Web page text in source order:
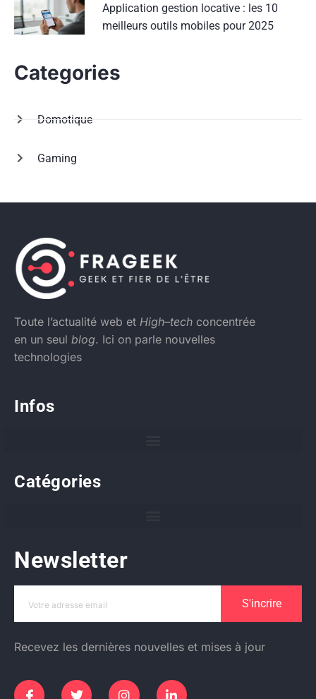
Application gestion locative : les 10
meilleurs outils mobiles pour 2025
Categories
Domotique
Gaming
Toute l’actualité web et High–tech concentrée
en un seul blog. Ici on parle nouvelles
technologies
Infos
Catégories
Newsletter
S'incrire
Recevez les dernières nouvelles et mises à jour